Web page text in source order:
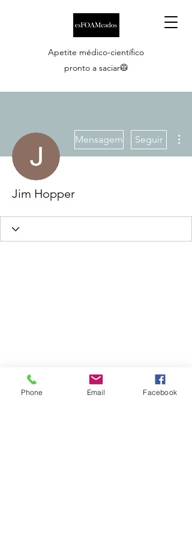
Apetite médico-científico
pronto a saciar🥼
Mensagem Seguir
Jim Hopper
Phone Email Facebook